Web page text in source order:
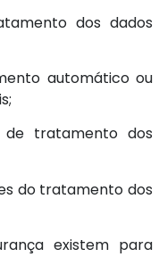
dos dados
automático ou
de tratamento dos
do tratamento dos
existem para